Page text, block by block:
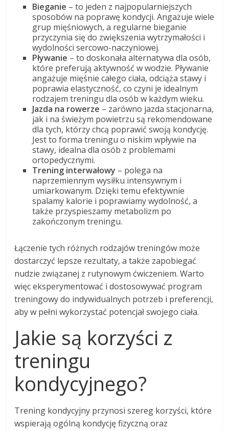
Bieganie – to jeden z najpopularniejszych
sposobów na poprawę kondycji. Angażuje wiele
grup mięśniowych, a regularne bieganie
przyczynia się do zwiększenia wytrzymałości i
wydolności sercowo-naczyniowej.
Pływanie – to doskonała alternatywa dla osób,
które preferują aktywność w wodzie. Pływanie
angażuje mięśnie całego ciała, odciąża stawy i
poprawia elastyczność, co czyni je idealnym
rodzajem treningu dla osób w każdym wieku.
Jazda na rowerze – zarówno jazda stacjonarna,
jak i na świeżym powietrzu są rekomendowane
dla tych, którzy chcą poprawić swoją kondycję.
Jest to forma treningu o niskim wpływie na
stawy, idealna dla osób z problemami
ortopedycznymi.
Trening interwałowy – polega na
naprzemiennym wysiłku intensywnym i
umiarkowanym. Dzięki temu efektywnie
spalamy kalorie i poprawiamy wydolność, a
także przyspieszamy metabolizm po
zakończonym treningu.
Łączenie tych różnych rodzajów treningów może
dostarczyć lepsze rezultaty, a także zapobiegać
nudzie związanej z rutynowym ćwiczeniem. Warto
więc eksperymentować i dostosowywać program
treningowy do indywidualnych potrzeb i preferencji,
aby w pełni wykorzystać potencjał swojego ciała.
Jakie są korzyści z
treningu
kondycyjnego?
Trening kondycyjny przynosi szereg korzyści, które
wspierają ogólną kondycję fizyczną oraz